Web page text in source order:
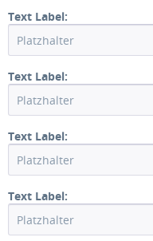
Text Label:
Text Label:
Text Label:
Text Label: